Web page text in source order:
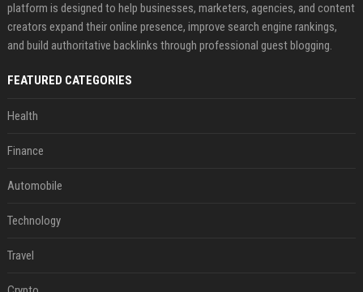
platform is designed to help businesses, marketers, agencies, and content
creators expand their online presence, improve search engine rankings,
and build authoritative backlinks through professional guest blogging.
FEATURED CATEGORIES
Health
Finance
Automobile
Technology
Travel